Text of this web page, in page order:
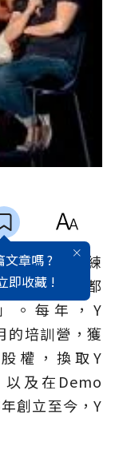
文章嗎 ?
即收藏 !
創的明星訓練
、Airbnb，都
。每年，Y
培訓營，獲
權，換取Y
及在Demo
創立至今，Y